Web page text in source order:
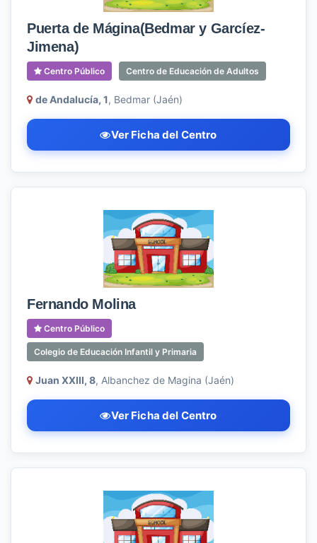
Puerta de Mágina(Bedmar y Garcíez-
Jimena)
Centro Público Centro de Educación de Adultos
de Andalucía, 1, Bedmar (Jaén)
Ver Ficha del Centro
Fernando Molina
Centro Público
Colegio de Educación Infantil y Primaria
Juan XXIII, 8, Albanchez de Magina (Jaén)
Ver Ficha del Centro